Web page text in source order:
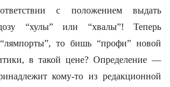
с положением выдать
“хулы” или “хвалы”! Теперь
то бишь “профи” новой
в такой цене? Определение —
кому-то из редакционной